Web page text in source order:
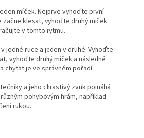
míček. Nejprve vyhoďte první
začne klesat, vyhoďte druhý míček
v tomto rytmu.
jedné ruce a jeden v druhé. Vyhoďte
vyhoďte druhý míček a následně
chytat je ve správném pořadí.
a jeho chrastivý zvuk pomáhá
pohybovým hrám, například
rukou.